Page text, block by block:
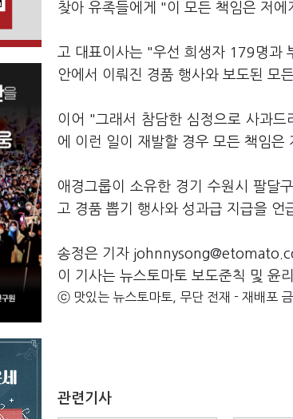
찾아 유족들에게 "이 모든 책임은 저
고 대표이사는 "우선 희생자 179명과
안에서 이뤄진 경품 행사와 보도된 모
이어 "그래서 참담한 심정으로 사과
에 이런 일이 재발할 경우 모든 책임은
애경그룹이 소유한 경기 수원시 팔달
고 경품 뽑기 행사와 성과급 지급을 언
송정은 기자
이 기사는 뉴스토마토 보도준칙 및 윤
ⓒ 맛있는 뉴스토마토, 무단 전재 - 재배포 금
관련기사